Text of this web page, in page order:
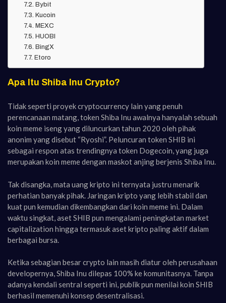
Bybit
Kucoin
MEXC
HUOBI
BingX
Etoro
Apa Itu Shiba Inu Crypto?
Tidak seperti proyek cryptocurrency lain yang penuh
perencanaan matang, token Shiba Inu awalnya hanyalah sebuah
koin meme iseng yang diluncurkan tahun 2020 oleh pihak
anonim yang disebut “Ryoshi”. Peluncuran token SHIB ini
sebagai respon atas trendingnya token Dogecoin, yang juga
merupakan koin meme dengan maskot anjing berjenis Shiba Inu.
Tak disangka, mata uang kripto ini ternyata justru menarik
perhatian banyak pihak. Jaringan kripto yang lebih stabil dan
kuat pun kemudian dikembangkan dari koin meme ini. Dalam
waktu singkat, aset SHIB pun mengalami peningkatan market
capitalization hingga termasuk aset kripto paling aktif dalam
berbagai bursa.
Ketika sebagian besar crypto lain masih diatur oleh perusahaan
developernya, Shiba Inu dilepas 100% ke komunitasnya. Tanpa
adanya kendali sentral seperti ini, publik pun menilai koin SHIB
berhasil memenuhi konsep desentralisasi.